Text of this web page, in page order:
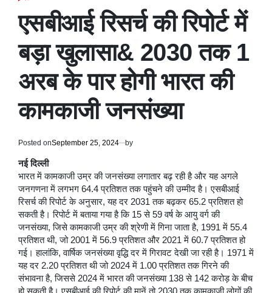
एसबीआई रिसर्च की रिपोर्ट में
बड़ा खुलासा& 2030 तक 1
अरब के पार होगी भारत की
कामकाजी जनसंख्या
Posted onSeptember 25, 2024 by
नई दिल्ली
भारत में कामकाजी उम्र की जनसंख्या लगातार बढ़ रही है और यह अगले
जनगणना में लगभग 64.4 प्रतिशत तक पहुंचने की उम्मीद है। एसबीआई
रिसर्च की रिपोर्ट के अनुसार, यह दर 2031 तक बढ़कर 65.2 प्रतिशत हो
सकती है। रिपोर्ट में बताया गया है कि 15 से 59 वर्ष के आयु वर्ग की
जनसंख्या, जिसे कामकाजी उम्र की श्रेणी में गिना जाता है, 1991 में 55.4
प्रतिशत थी, जो 2001 में 56.9 प्रतिशत और 2021 में 60.7 प्रतिशत हो
गई। हालांकि, वार्षिक जनसंख्या वृद्धि दर में गिरावट देखी जा रही है। 1971 में
यह दर 2.20 प्रतिशत थी जो 2024 में 1.00 प्रतिशत तक गिरने की
संभावना है, जिससे 2024 में भारत की जनसंख्या 138 से 142 करोड़ के बीच
हो सकती है। एसबीआई की रिपोर्ट की मानें तो 2030 तक कामकाजी लोगों की